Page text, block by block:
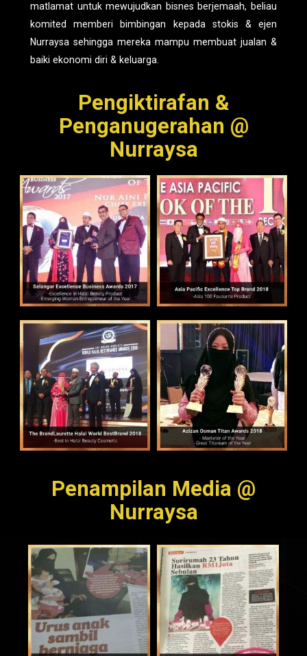
matlamat untuk mewujudkan bisnes berjemaah, beliau
komited memberi bimbingan kepada stokis & ejen
Nurraysa sehingga mereka mampu membuat jualan &
baiki ekonomi diri & keluarga.
Pengiktirafan &
Penganugerahan @
Nurraysa
Penampilan Media @
Nurraysa